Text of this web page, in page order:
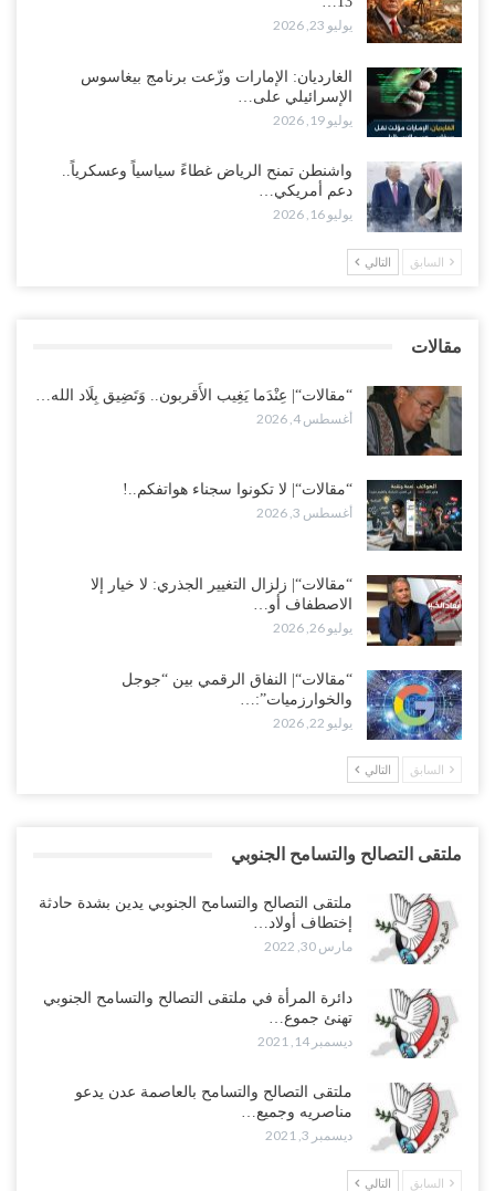
في تصعيد غير مسبوق ولأول مرة.. عمرو البيض يهاجم السعودية: الثقة
أغسطس 3, 2026
مع تصاعد الخلافات داخل “الرئاسي”.. أعضاء المجلس ينقلبون على
أغسطس 3, 2026
العطش وغياب الغاز يفاقمان مأساة الأهالي بعدن.. مدينة تغرق في دوامة
الانهيار الخدمي..!
أغسطس 3, 2026
يوليو 23, 2026
الغارديان: الإمارات وزّعت برنامج بيغاسوس
الإسرائيلي على…
يوليو 19, 2026
واشنطن تمنح الرياض غطاءً سياسياً وعسكرياً..
دعم أمريكي…
يوليو 16, 2026
السابق التالي
مقالات
“مقالات“| عِنْدَما يَغِيب الأَقربون.. وَتَضِيق بِلَاد الله…
أغسطس 4, 2026
“مقالات“| لا تكونوا سجناء هواتفكم..!
أغسطس 3, 2026
“مقالات“| زلزال التغيير الجذري: لا خيار إلا
الاصطفاف أو…
يوليو 26, 2026
“مقالات“| النفاق الرقمي بين “جوجل
والخوارزميات”:…
يوليو 22, 2026
السابق التالي
ملتقى التصالح والتسامح الجنوبي
ملتقى التصالح والتسامح الجنوبي يدين بشدة حادثة
إختطاف أولاد…
مارس 30, 2022
دائرة المرأة في ملتقى التصالح والتسامح الجنوبي
تهنئ جموع…
ديسمبر 14, 2021
ملتقى التصالح والتسامح بالعاصمة عدن يدعو
مناصريه وجميع…
ديسمبر 3, 2021
السابق التالي